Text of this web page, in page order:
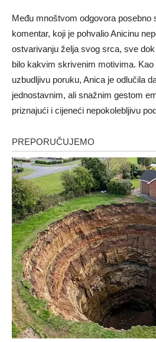
Među mnoštvom odgovora posebno
komentar, koji je pohvalio Anicinu
ostvarivanju želja svog srca, sve
bilo kakvim skrivenim motivima. Kao
uzbudljivu poruku, Anica je odlučila
jednostavnim, ali snažnim gestom
priznajući i cijeneći nepokolebljivu